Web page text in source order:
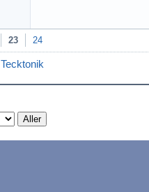
23 24
Tecktonik